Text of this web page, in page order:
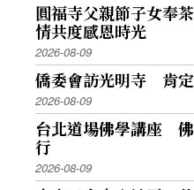
圓福寺父親節子女奉
情共度感恩時光
2026-08-09
僑委會訪光明寺 肯
2026-08-09
台北道場佛學講座
行
2026-08-09